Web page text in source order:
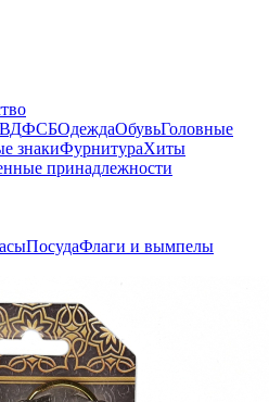
ФСБОдеждаОбувьГоловные
знакиФурнитураХиты
принадлежности
ПосудаФлаги и вымпелы